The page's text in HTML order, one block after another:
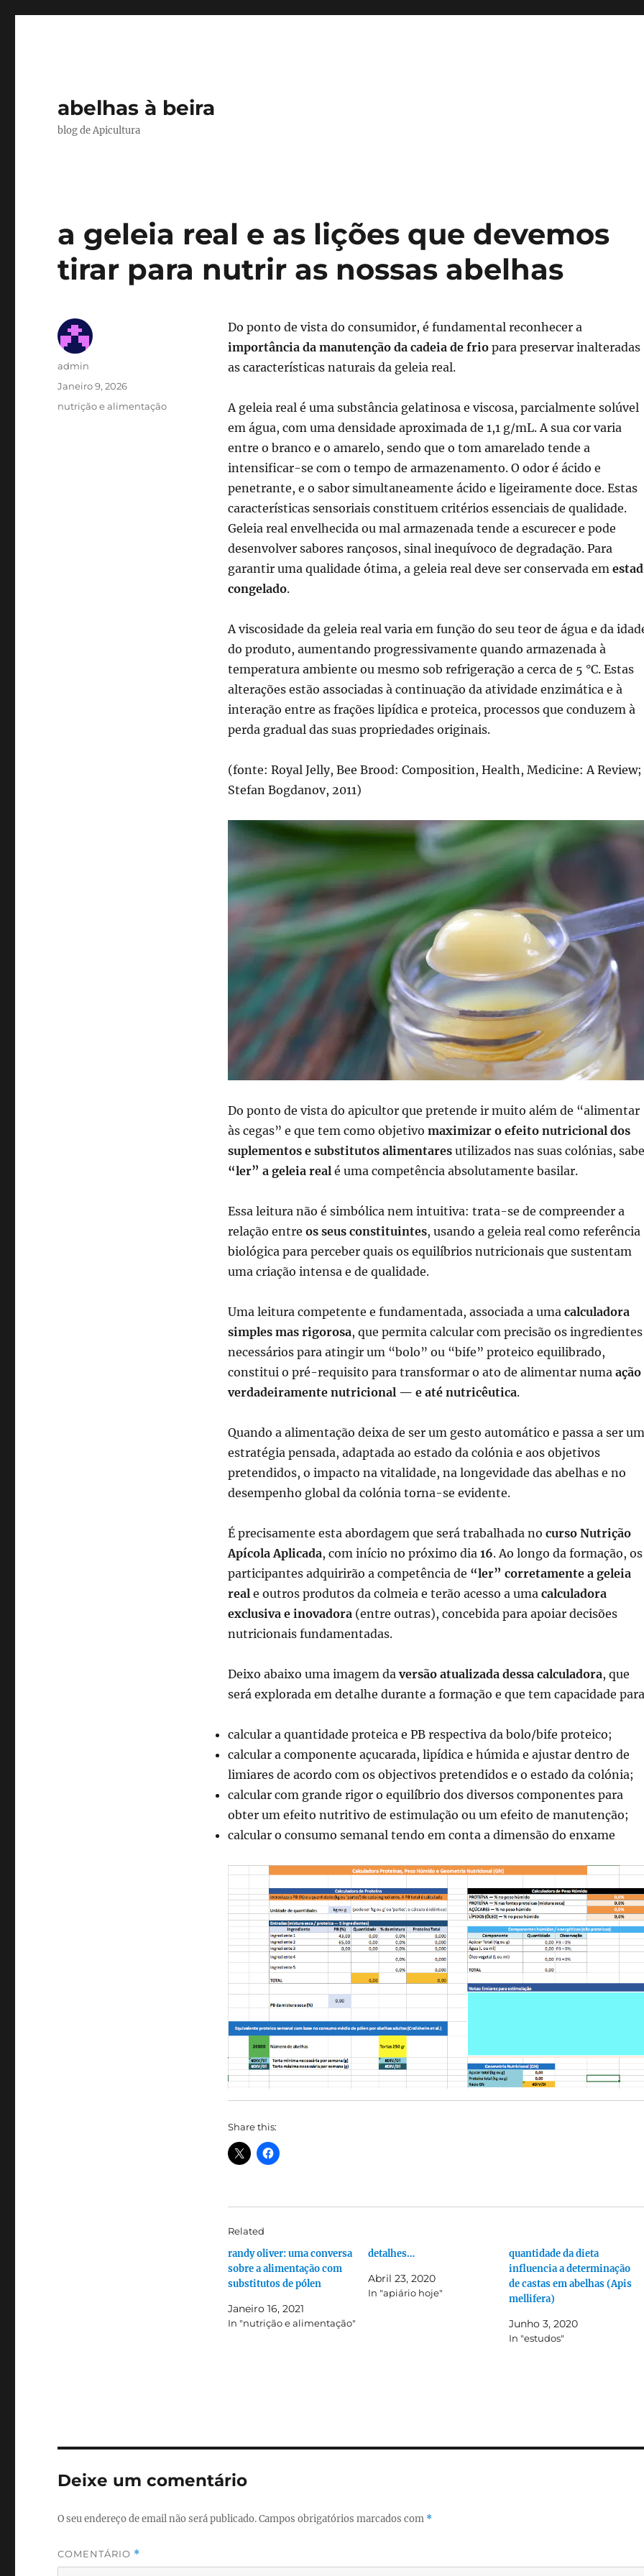
abelhas à beira
blog de Apicultura
a geleia real e as lições que devemos
tirar para nutrir as nossas abelhas
Do ponto de vista do consumidor, é fundamental reconhecer a
importância da manutenção da cadeia de friopara preservar inalteradas
as características naturais da geleia real.
A geleia real é uma substância gelatinosa e viscosa, parcialmente solúvel
em água, com uma densidade aproximada de 1,1 g/mL. A sua cor varia
entre o branco e o amarelo, sendo que o tom amarelado tende a
intensificar-se com o tempo de armazenamento. O odor é ácido e
penetrante, e o sabor simultaneamente ácido e ligeiramente doce. Estas
características sensoriais constituem critérios essenciais de qualidade.
Geleia real envelhecida ou mal armazenada tende a escurecer e pode
desenvolver sabores rançosos, sinal inequívoco de degradação. Para
garantir uma qualidade ótima, a geleia real deve ser conservada em
congelado.
A viscosidade da geleia real varia em função do seu teor de água e da
do produto, aumentando progressivamente quando armazenada à
temperatura ambiente ou mesmo sob refrigeração a cerca de 5 °C. Estas
alterações estão associadas à continuação da atividade enzimática e à
interação entre as frações lipídica e proteica, processos que conduzem à
perda gradual das suas propriedades originais.
(fonte: Royal Jelly, Bee Brood: Composition, Health, Medicine: A Review;
Stefan Bogdanov, 2011)
Do ponto de vista do apicultor que pretende ir muito além de “alimentar
às cegas” e que tem como objetivo maximizar o efeito nutricional dos
suplementos e substitutos alimentaresutilizados nas suas colónias,
“ler” a geleia real é uma competência absolutamente basilar.
Essa leitura não é simbólica nem intuitiva: trata-se de compreender a
relação entre os seus constituintes, usando a geleia real como referência
biológica para perceber quais os equilíbrios nutricionais que sustentam
uma criação intensa e de qualidade.
Uma leitura competente e fundamentada, associada a uma calculadora
simples mas rigorosa, que permita calcular com precisão os ingredientes
necessários para atingir um “bolo” ou “bife” proteico equilibrado,
constitui o pré-requisito para transformar o ato de alimentar numa ação
verdadeiramente nutricional — e até nutricêutica.
Quando a alimentação deixa de ser um gesto automático e passa a ser
estratégia pensada, adaptada ao estado da colónia e aos objetivos
pretendidos, o impacto na vitalidade, na longevidade das abelhas e no
desempenho global da colónia torna-se evidente.
É precisamente esta abordagem que será trabalhada no curso Nutrição
Apícola Aplicada, com início no próximo dia 16. Ao longo da formação, os
participantes adquirirão a competência de “ler” corretamente a geleia
real e outros produtos da colmeia e terão acesso a uma calculadora
exclusiva e inovadora (entre outras), concebida para apoiar decisões
nutricionais fundamentadas.
Deixo abaixo uma imagem da versão atualizada dessa calculadora, que
será explorada em detalhe durante a formação e que tem capacidade
calcular a quantidade proteica e PB respectiva da bolo/bife proteico;
calcular a componente açucarada, lipídica e húmida e ajustar dentro de
limiares de acordo com os objectivos pretendidos e o estado da colónia;
calcular com grande rigor o equilíbrio dos diversos componentes para
obter um efeito nutritivo de estimulação ou um efeito de manutenção;
calcular o consumo semanal tendo em conta a dimensão do enxame
Share this:
Related
randy oliver: uma conversa
sobre a alimentação com
substitutos de pólen
Janeiro 16, 2021
In "nutrição e alimentação"
detalhes…
Abril 23, 2020
In "apiário hoje"
quantidade da dieta
influencia a determinação
de castas em abelhas (Apis
mellifera)
Junho 3, 2020
In "estudos"
Autor
admin
Publicado
Janeiro 9, 2026
Categorias
nutrição e alimentação
Deixe um comentário
O seu endereço de email não será publicado.Campos obrigatórios marcados com *
COMENTÁRIO *